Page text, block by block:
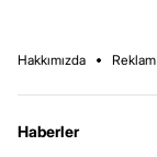
Hakkımızda Reklam
Haberler